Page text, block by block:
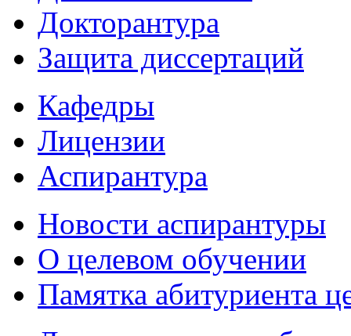
Докторантура
Защита диссертаций
Кафедры
Лицензии
Аспирантура
Новости аспирантуры
О целевом обучении
Памятка абитуриента